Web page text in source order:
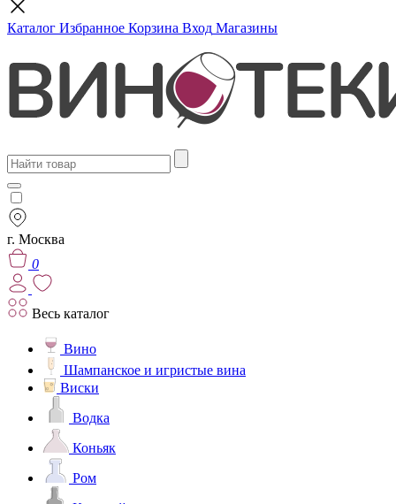
Каталог Избранное Корзина Вход Магазины
г. Москва
0
Весь каталог
Вино
Шампанское и игристые вина
Виски
Водка
Коньяк
Ром